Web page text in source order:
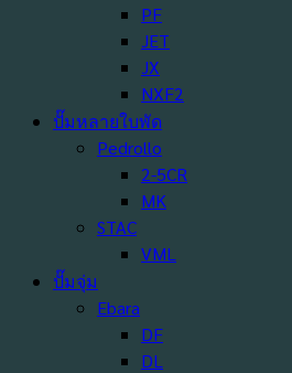
PF
JET
JX
NXF2
ปั๊มหลายใบพัด
Pedrollo
2-5CR
MK
STAC
VML
ปั๊มจุ่ม
Ebara
DF
DL